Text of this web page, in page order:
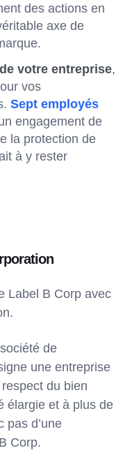
des actions en
axe de
votre entreprise,
vos
Sept employés
engagement de
la protection de
à y rester
Label B Corp avec
de
une entreprise
du bien
élargie et à plus de
pas d’une
Corp.